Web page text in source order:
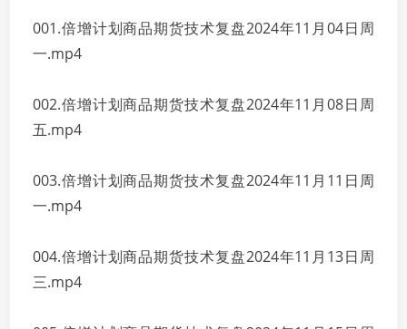
001.倍增计划商品期货技术复盘2024年11月04日周
一.mp4
002.倍增计划商品期货技术复盘2024年11月08日周
五.mp4
003.倍增计划商品期货技术复盘2024年11月11日周
一.mp4
004.倍增计划商品期货技术复盘2024年11月13日周
三.mp4